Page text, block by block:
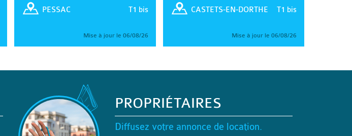
T1 bis
PESSAC
Mise à jour le 06/08/26
T1 bis
CASTETS-EN-DORTHE
Mise à jour le 06/08/26
PROPRIÉTAIRES
Diffusez votre annonce de location.